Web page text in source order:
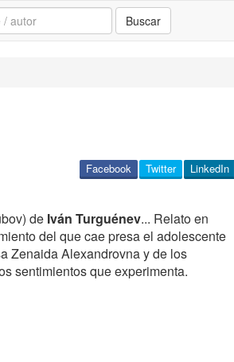
Buscar
LinkedIn
Twitter
Facebook
de Iván Turguénev... Relato en
del que cae presa el adolescente
Zenaida Alexandrovna y de los
sentimientos que experimenta.